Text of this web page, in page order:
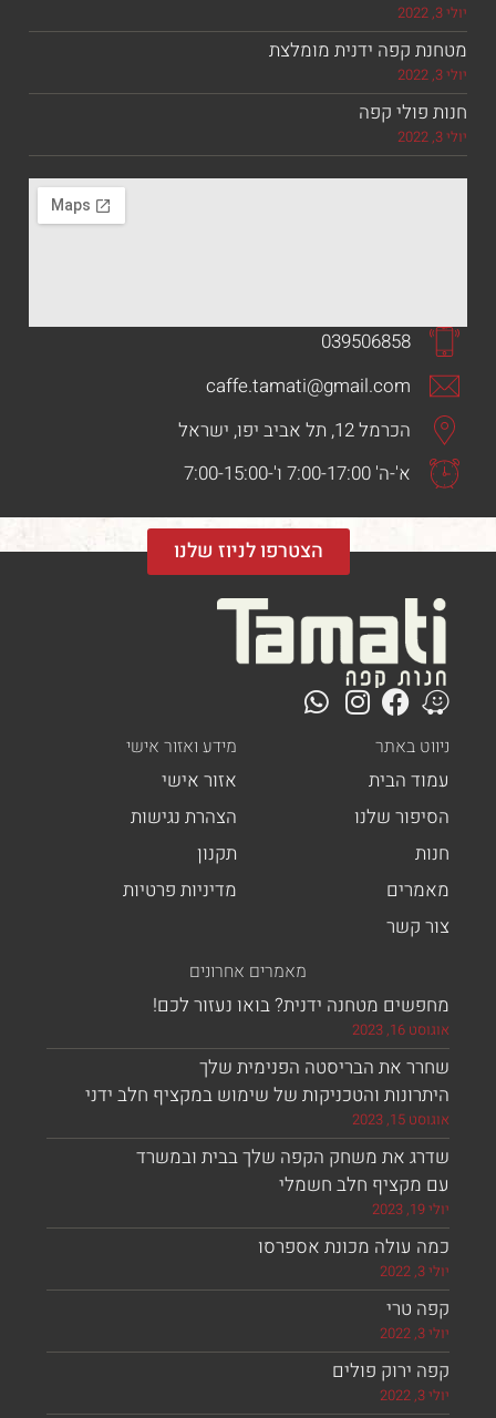
קפה ידנית מומלצת
קפה
039506858
caffe.tamati@gmail.com
הכרמל 12, תל אביב יפו, ישראל
א'-ה' 7:00-17:00 ו'-7:00-15:00
הצטרפו לניוז שלנו
באתר
הבית
שלנו
מידע ואזור אישי
אזור אישי
הצהרת נגישות
מדיניות פרטיות
מאמרים אחרונים
מטחנה ידנית? בואו נעזור לכם!
את הבריסטה הפנימית שלך
והטכניקות של שימוש במקציף חלב ידני
את משחק הקפה שלך בבית ובמשרד
חלב חשמלי
עולה מכונת אספרסו
ירוק פולים